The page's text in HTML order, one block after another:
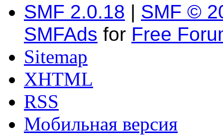
SMF 2.0.18 | SMF ©
SMFAds for Free
Sitemap
XHTML
RSS
Мобильная версия